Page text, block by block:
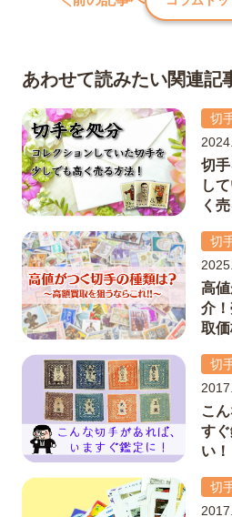
あわせて読みたい関連記
切
切
し
く
切
高
介
取
切
こ
す
い！
切